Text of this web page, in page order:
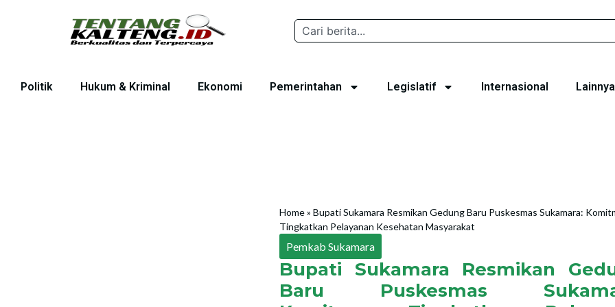
Politik Hukum & Kriminal Ekonomi Pemerintahan Legislatif Internasional Lainnya
Home»Bupati Sukamara Resmikan Gedung Baru Puskesmas Sukamara:
Tingkatkan Pelayanan Kesehatan Masyarakat
Pemkab Sukamara
Bupati Sukamara Resmikan
Baru Puskesmas